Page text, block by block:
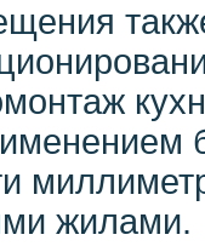
жилами.